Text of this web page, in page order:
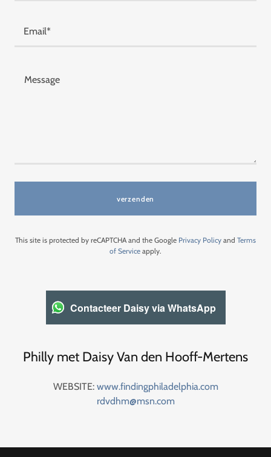
Email*
verzenden
This site is protected by reCAPTCHA and the Google Privacy Policy and Terms
of Service apply.
Contacteer Daisy via WhatsApp
Philly met Daisy Van den Hooff-Mertens
WEBSITE: www.findingphiladelphia.com
rdvdhm@msn.com